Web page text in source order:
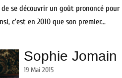
se découvrir un goût prononcé pour
c’est en 2010 que son premier...
Sophie Jomain
19 Mai 2015